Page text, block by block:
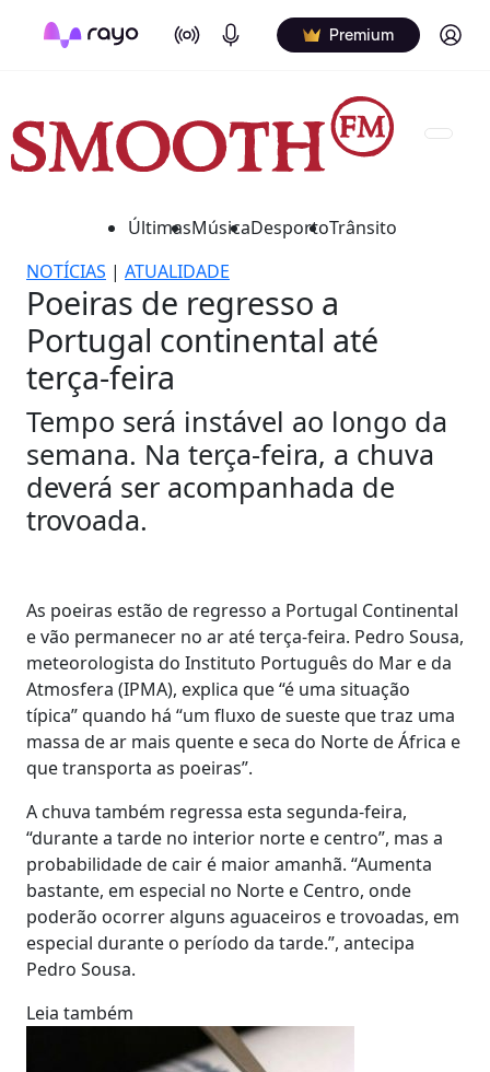
On Air Podcasts Premium Log in
ÚltimasMúsicaDesportoTrânsito
NOTÍCIAS | ATUALIDADE
Poeiras de regresso a
Portugal continental até
terça-feira
Tempo será instável ao longo da
semana. Na terça-feira, a chuva
deverá ser acompanhada de
trovoada.
As poeiras estão de regresso a Portugal Continental
e vão permanecer no ar até terça-feira. Pedro Sousa,
meteorologista do Instituto Português do Mar e da
Atmosfera (IPMA), explica que “é uma situação
típica” quando há “um fluxo de sueste que traz uma
massa de ar mais quente e seca do Norte de África e
que transporta as poeiras”.
A chuva também regressa esta segunda-feira,
“durante a tarde no interior norte e centro”, mas a
probabilidade de cair é maior amanhã. “Aumenta
bastante, em especial no Norte e Centro, onde
poderão ocorrer alguns aguaceiros e trovoadas, em
especial durante o período da tarde.”, antecipa
Pedro Sousa.
Leia também